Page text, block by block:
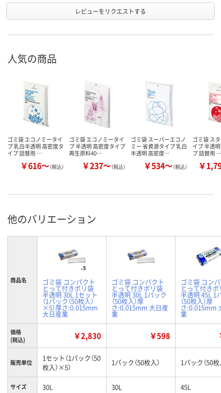
レビューをリクエストする
人気の商品
ゴミ袋 エコノミータイ
プ 乳白半透明 高密度タ
イプ 詰替用 …
￥616～（税込）
ゴミ袋 エコノミータイ
プ 半透明 高密度タイプ
再生原料40…
￥237～（税込）
ゴミ袋 スーパーエコノ
ミー 省資源タイプ 乳白
半透明 高密度…
￥534～（税込）
ゴミ袋 ス
イプ 半透
プ 詰替用 …
￥
他のバリエーション
商品名 ゴミ袋 コンパクト
とって付きポリ袋
半透明 30L 1セット
（1パック（50枚入）
×5）厚さ:0.015mm
大日産業
ゴミ袋 コンパクト
とって付きポリ袋
半透明 30L 1パック
（50枚入）厚
さ:0.015mm 大日産
業
ゴミ袋 コン
とって付きポ
半透明 45L 1
（50枚入）厚
さ:0.015mm
業
価格
(税込)
￥2,830 ￥598
販売単位
1セット（1パック（50
枚入）×5）
1パック（50枚入） 1パック（50枚
サイズ 30L 30L 45L